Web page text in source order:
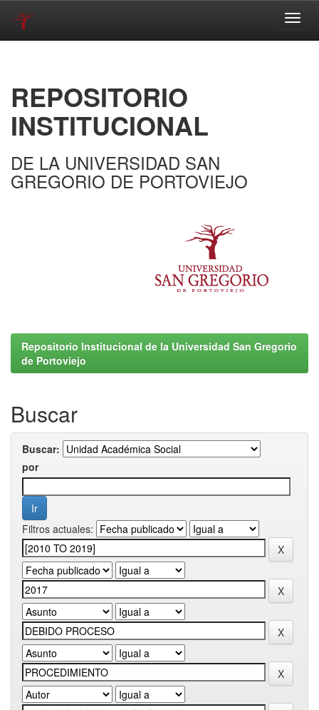
REPOSITORIO
INSTITUCIONAL
DE LA UNIVERSIDAD SAN
GREGORIO DE PORTOVIEJO
Repositorio Institucional de la Universidad San Gregorio
de Portoviejo
Buscar
Buscar:
por
Filtros actuales: